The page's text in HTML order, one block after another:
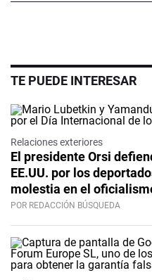
TE PUEDE INTERESAR
Relaciones exteriores
El presidente Orsi
EE.UU. por los
molestia en el
POR REDACCIÓN BÚSQUEDA